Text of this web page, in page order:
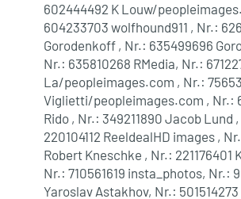
602444492 K Louw/
604233703 wolfhound911 , Nr.:
Gorodenkoff , Nr.: 635499696
Nr.: 635810268 RMedia, Nr.:
La/peopleimages.com , Nr.:
Viglietti/peopleimages.com , Nr.:
Rido , Nr.: 349211890 Jacob Lund
220104112 ReeldealHD images ,
Robert Kneschke , Nr.: 221176401
Nr.: 710561619 insta_photos, Nr.:
Yaroslav Astakhov, Nr.: